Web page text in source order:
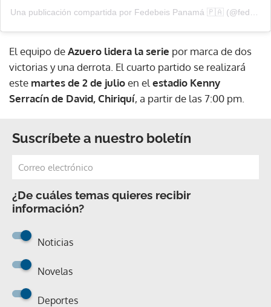
El equipo deAzuero lidera la serie por marca de dos
victorias y una derrota. El cuarto partido se realizará
este martes de 2 de julioen el estadio Kenny
Serracín de David, Chiriquí, a partir de las 7:00 pm.
Suscríbete a nuestro boletín
¿De cuáles temas quieres recibir
información?
Noticias
Novelas
Deportes